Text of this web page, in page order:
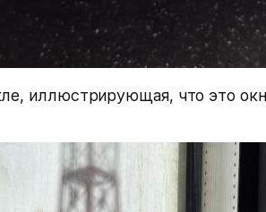
иллюстрирующая, что это